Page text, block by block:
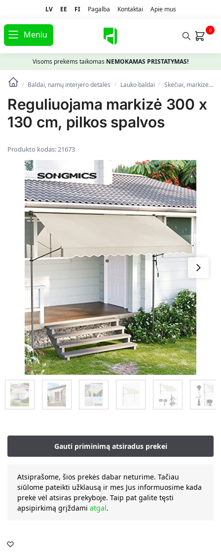
LV EE FI Pagalba Kontaktai Apie mus
Meniu 0
Visoms prekėms taikomas NEMOKAMAS PRISTATYMAS!
/ Baldai, namų interjero detalės / Lauko baldai / Skėčiai, markizės, stovai
Reguliuojama markizė 300 x
130 cm, pilkos spalvos
Produkto kodas:21673
Atsiprašome, šios prekės dabar neturime. Tačiau
siūlome pateikti užklausą ir mes Jus informuosime kada
prekė vėl atsiras prekyboje. Taip pat galite tęsti
apsipirkimą grįždami atgal.